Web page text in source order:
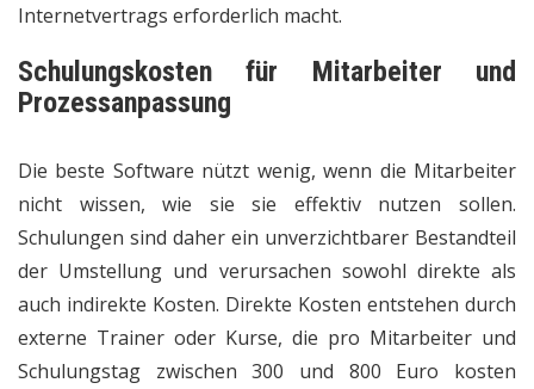
Internetvertrags erforderlich macht.
Schulungskosten für Mitarbeiter und
Prozessanpassung
Die beste Software nützt wenig, wenn die Mitarbeiter
nicht wissen, wie sie sie effektiv nutzen sollen.
Schulungen sind daher ein unverzichtbarer Bestandteil
der Umstellung und verursachen sowohl direkte als
auch indirekte Kosten. Direkte Kosten entstehen durch
externe Trainer oder Kurse, die pro Mitarbeiter und
Schulungstag zwischen 300 und 800 Euro kosten